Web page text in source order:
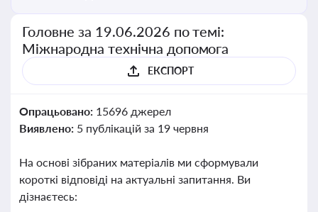
Головне за 19.06.2026 по темі:
Міжнародна технічна допомога
ЕКСПОРТ
Опрацьовано: 15696 джерел
Виявлено: 5 публікацій за 19 червня
На основі зібраних матеріалів ми сформували
короткі відповіді на актуальні запитання. Ви
дізнаєтесь: